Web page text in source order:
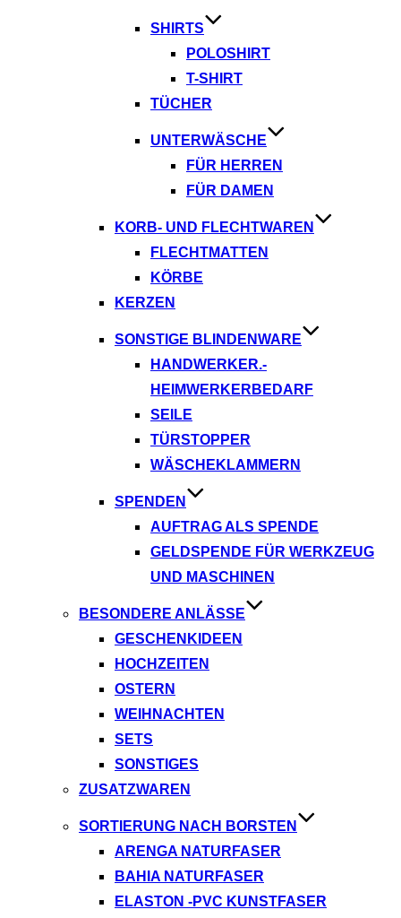
SHIRTS
POLOSHIRT
T-SHIRT
TÜCHER
UNTERWÄSCHE
FÜR HERREN
FÜR DAMEN
KORB- UND FLECHTWAREN
FLECHTMATTEN
KÖRBE
KERZEN
SONSTIGE BLINDENWARE
HANDWERKER.-
HEIMWERKERBEDARF
SEILE
TÜRSTOPPER
WÄSCHEKLAMMERN
SPENDEN
AUFTRAG ALS SPENDE
GELDSPENDE FÜR WERKZEUG
UND MASCHINEN
BESONDERE ANLÄSSE
GESCHENKIDEEN
HOCHZEITEN
OSTERN
WEIHNACHTEN
SETS
SONSTIGES
ZUSATZWAREN
SORTIERUNG NACH BORSTEN
ARENGA NATURFASER
BAHIA NATURFASER
ELASTON -PVC KUNSTFASER